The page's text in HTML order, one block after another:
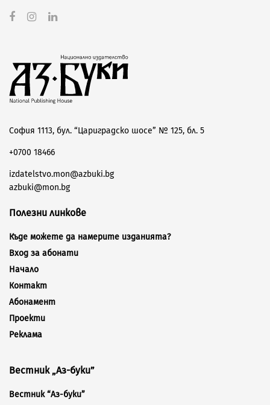
София 1113, бул. “Цариградско шосе” № 125, бл. 5
+0700 18466
izdatelstvo.mon@azbuki.bg
azbuki@mon.bg
Полезни линкове
Къде можете да намерите изданията?
Вход за абонати
Начало
Контакт
Абонамент
Проекти
Реклама
Вестник „Аз-буки”
Вестник “Аз-буки”